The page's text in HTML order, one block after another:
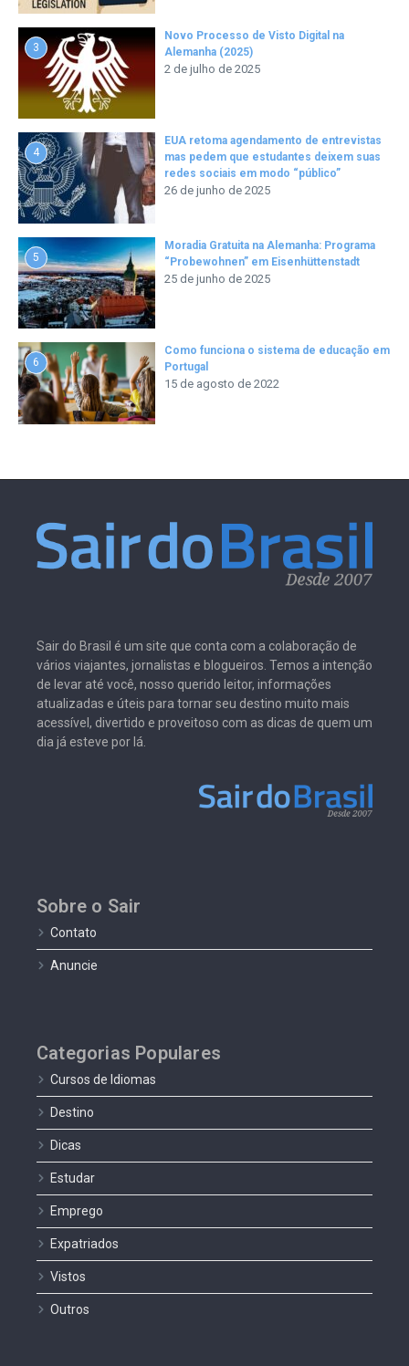
3
Novo Processo de Visto Digital na
Alemanha (2025)
2 de julho de 2025
4
EUA retoma agendamento de entrevistas
mas pedem que estudantes deixem suas
redes sociais em modo “público”
26 de junho de 2025
5
Moradia Gratuita na Alemanha: Programa
“Probewohnen” em Eisenhüttenstadt
25 de junho de 2025
6
Como funciona o sistema de educação em
Portugal
15 de agosto de 2022
Sair do Brasil é um site que conta com a colaboração de
vários viajantes, jornalistas e blogueiros. Temos a intenção
de levar até você, nosso querido leitor, informações
atualizadas e úteis para tornar seu destino muito mais
acessível, divertido e proveitoso com as dicas de quem um
dia já esteve por lá.
Sobre o Sair
Contato
Anuncie
Categorias Populares
Cursos de Idiomas
Destino
Dicas
Estudar
Emprego
Expatriados
Vistos
Outros